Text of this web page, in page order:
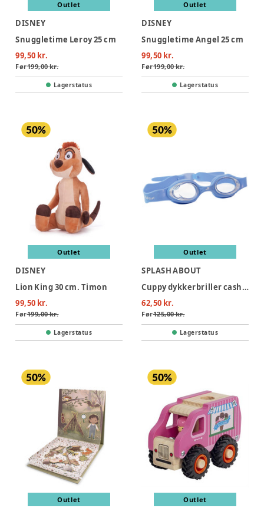
Outlet
DISNEY
Snuggletime Leroy 25 cm
99,50 kr.
Før199,00 kr.
Lagerstatus
Outlet
DISNEY
Snuggletime Angel 25 cm
99,50 kr.
Før199,00 kr.
Lagerstatus
Outlet
DISNEY
Lion King 30 cm. Timon
99,50 kr.
Før199,00 kr.
Lagerstatus
Outlet
SPLASH ABOUT
Cuppy dykkerbriller cashmere- infant 2-6 years
62,50 kr.
Før125,00 kr.
Lagerstatus
Outlet Outlet